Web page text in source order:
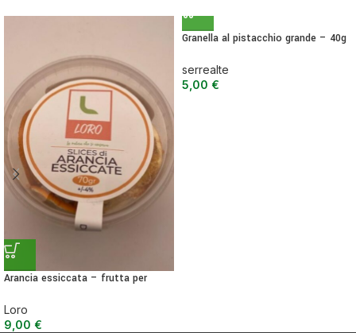
Arancia essiccata – frutta per
Loro
9,00 €
Granella al pistacchio grande – 40g
serrealte
5,00 €